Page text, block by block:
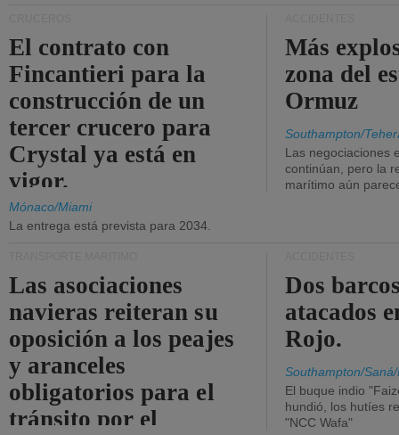
El contrato con
Fincantieri para la
construcción de un
tercer crucero para
Crystal ya está en
vigor.
Mónaco/Miami
La entrega está prevista para 2034.
Más
zona del
Ormuz
Southampton/
Las negociaciones
continúan, pero la
marítimo aún
Las asociaciones
navieras reiteran su
oposición a los peajes
y aranceles
obligatorios para el
tránsito por el
Dos
atacados
Rojo.
Southampton/
El buque indio
hundió, los hutíes
"NCC Wafa"